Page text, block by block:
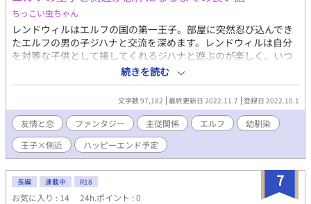
めらい、代わりに制服の第二ボタンをアカルにプレゼントする。
卒業式の後、アカルがアジさんに最後のキスを求め、二人の想い
が交錯する。そして、アジさんが東京へ旅立つ日、アカルは彼を
見送り、彼らの手は握り締められたまま、新たな旅立ちへと向か
う。終わりなき旅路の中で、彼らの想いは確かな絆となり、ハナ
ミズキの花言葉「私の愛を受け止めて」の意味が重なる。 更新報
告用のX（Twitter）をフォローすると作品更新に早く気づけて便
利です X（旧Twitter）： https://twitter.com/piedough_bl 制作
秘話ブログ： https://piedough.fanbox.cc/ メッセージもらえる
と泣いて喜びます：https://marshmallow-
qa.com/8wk9xo87onpix02?
t=dlOeZc&utm_medium=url_text&utm_source=promotion
ちっこい虫ちゃん
レンドウィルはエルフの国の第一王子。部屋に突然忍び込んでき
たエルフの男の子ジハナと交流を深めます。レンドウィルは自分
を対等な子供として接してくれるジハナと遊ぶのが楽しく、いつ
しか彼に向ける想いは恋に変わりました。 彼らが仲良くなって、
大人たちに怒られながらも全力で遊び、ゆっくり恋をして、それ
ぞれ一人前になるまでの物語。 幼少期： 優しい自尊心低め王子
× 悪戯好きな城下の子 2人の関係が進んだら追記します。
続きを読む
文字数 97,182 最終更新日 2022.11.7 登録日 2022.10.1
友情と恋 ファンタジー 主従関係 エルフ
幼馴染
王子×側近
ハッピーエンド予定
7
長編 連載中 R18
お気に入り : 14 24h.ポイント : 0